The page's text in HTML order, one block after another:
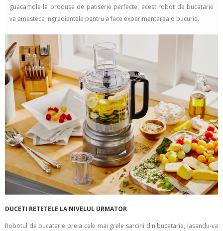
guacamole la produse de patiserie perfecte, acest robot de bucatarie
va amesteca ingredientele pentru a face experimentarea o bucurie.
DUCETI RETETELE LA NIVELUL URMATOR
Robotul de bucatarie preia cele mai grele sarcini din bucatarie, lasandu-va